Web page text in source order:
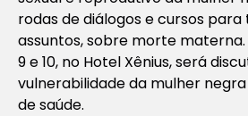
rodas de diálogos e cursos
assuntos, sobre morte materna.
9 e 10, no Hotel Xênius, será
vulnerabilidade da mulher
de saúde.